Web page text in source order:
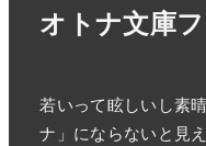
オトナ文庫
若いって眩しいし素
ナ」にならないと見